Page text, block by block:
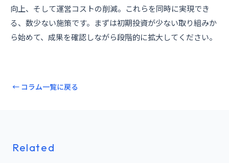
向上、そして運営コストの削減。これらを同時に実現でき
る、数少ない施策です。まずは初期投資が少ない取り組みか
ら始めて、成果を確認しながら段階的に拡大してください。
← コラム一覧に戻る
Related